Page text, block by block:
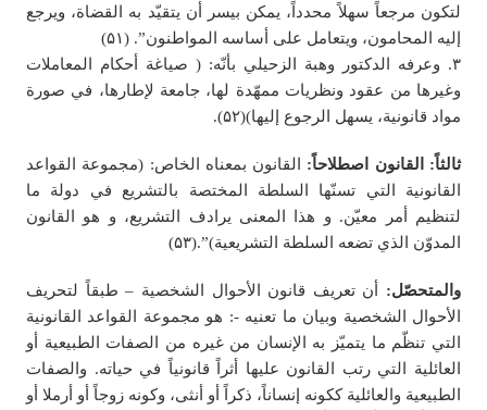
لتكون مرجعاً سهلاً محدداً، يمكن بيسر أن يتقيّد به القضاة، ويرجع
إليه المحامون، ويتعامل على أساسه المواطنون”. (۵۱)
۳. وعرفه الدكتور وهبة الزحيلي بأنّه: ( صياغة أحكام المعاملات
وغيرها من عقود ونظريات ممهّدة لها، جامعة لإطارها، في صورة
مواد قانونية، يسهل الرجوع إليها)(۵۲).
ثالثاً: القانون اصطلاحاً: القانون بمعناه الخاص: (مجموعة القواعد
القانونية التي تسنّها السلطة المختصة بالتشريع في دولة ما
لتنظیم أمر معیّن. و هذا المعنی یرادف التشريع، و هو القانون
المدوّن الذي تضعه السلطة التشريعية)”.(۵۳)
والمتحصّل: أن تعريف قانون الأحوال الشخصية – طبقاً لتحريف
الأحوال الشخصية وبيان ما تعنيه -: هو مجموعة القواعد القانونية
التي تنظّم ما يتميّز به الإنسان من غيره من الصفات الطبيعية أو
العائلية التي رتب القانون عليها أثراً قانونياً في حياته. والصفات
الطبيعية والعائلية ككونه إنساناً، ذكراً أو أنثى، وكونه زوجاً أو أرملا أو